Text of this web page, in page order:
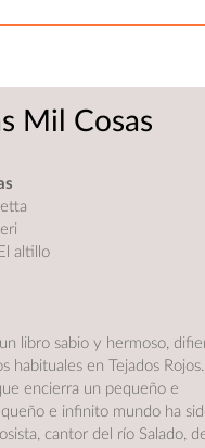
Mil Cosas
altillo
libro sabio y hermoso,
habituales en Tejados
encierra un pequeño e
e infinito mundo ha
cantor del río Salado,